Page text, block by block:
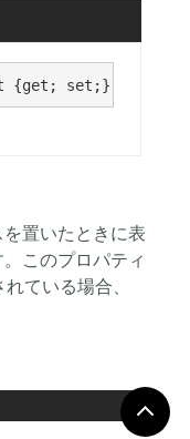
{get; set;}
置いたときに表
このプロパティ
ている場合、